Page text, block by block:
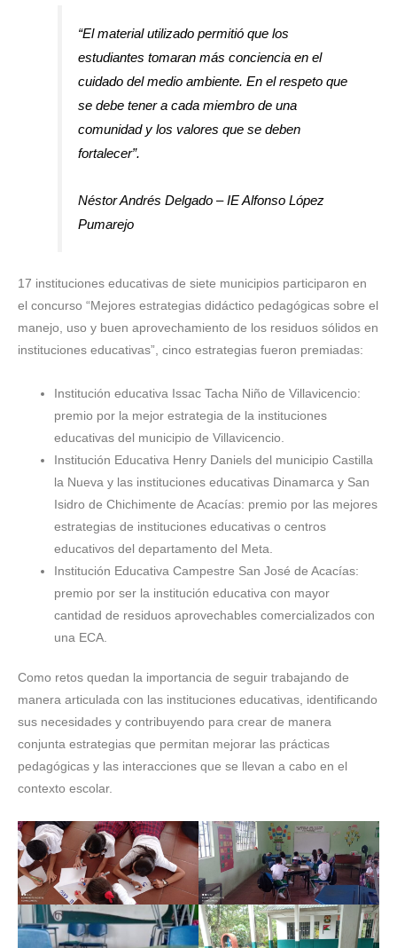
“El material utilizado permitió que los
estudiantes tomaran más conciencia en el
cuidado del medio ambiente. En el respeto que
se debe tener a cada miembro de una
comunidad y los valores que se deben
fortalecer”.
Néstor Andrés Delgado – IE Alfonso López
Pumarejo
17 instituciones educativas de siete municipios participaron en
el concurso “Mejores estrategias didáctico pedagógicas sobre el
manejo, uso y buen aprovechamiento de los residuos sólidos en
instituciones educativas”, cinco estrategias fueron premiadas:
Institución educativa Issac Tacha Niño de Villavicencio:
premio por la mejor estrategia de la instituciones
educativas del municipio de Villavicencio.
Institución Educativa Henry Daniels del municipio Castilla
la Nueva y las instituciones educativas Dinamarca y San
Isidro de Chichimente de Acacías: premio por las mejores
estrategias de instituciones educativas o centros
educativos del departamento del Meta.
Institución Educativa Campestre San José de Acacías:
premio por ser la institución educativa con mayor
cantidad de residuos aprovechables comercializados con
una ECA.
Como retos quedan la importancia de seguir trabajando de
manera articulada con las instituciones educativas, identificando
sus necesidades y contribuyendo para crear de manera
conjunta estrategias que permitan mejorar las prácticas
pedagógicas y las interacciones que se llevan a cabo en el
contexto escolar.